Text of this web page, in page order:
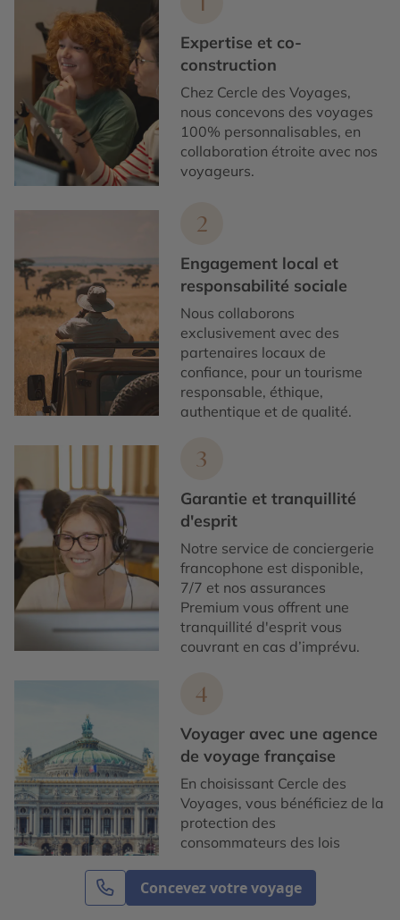
Concevez votre voyage
Expertise et co-
construction
Chez Cercle des Voyages,
nous concevons des voyages
100% personnalisables, en
collaboration étroite avec nos
voyageurs.
2
Engagement local et
responsabilité sociale
Nous collaborons
exclusivement avec des
partenaires locaux de
confiance, pour un tourisme
responsable, éthique,
authentique et de qualité.
3
Garantie et tranquillité
d'esprit
Notre service de conciergerie
francophone est disponible,
7/7 et nos assurances
Premium vous offrent une
tranquillité d'esprit vous
couvrant en cas d’imprévu.
4
Voyager avec une agence
de voyage française
En choisissant Cercle des
Voyages, vous bénéficiez de la
protection des
consommateurs des lois
plus, nos prix sont garantis.